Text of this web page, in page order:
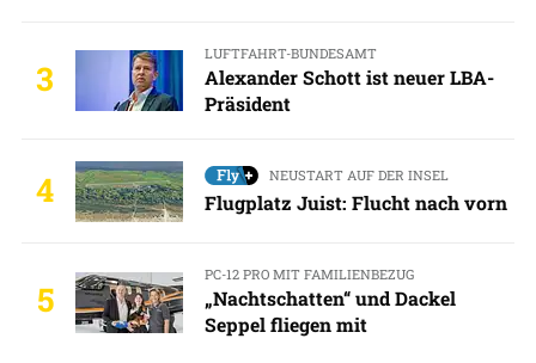
3
LUFTFAHRT-BUNDESAMT
Alexander Schott ist neuer LBA-
Präsident
4 NEUSTART AUF DER INSEL
Flugplatz Juist: Flucht nach vorn
5
PC-12 PRO MIT FAMILIENBEZUG
„Nachtschatten“ und Dackel
Seppel fliegen mit